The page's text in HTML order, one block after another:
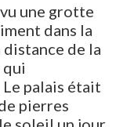
une grotte
dans la
de la
qui
palais était
pierres